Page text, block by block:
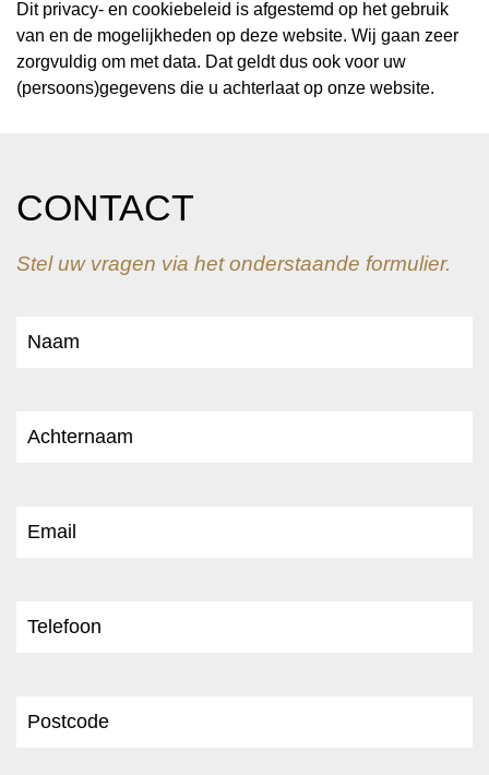
Dit privacy- en cookiebeleid is afgestemd op het gebruik
van en de mogelijkheden op deze website. Wij gaan zeer
zorgvuldig om met data. Dat geldt dus ook voor uw
(persoons)gegevens die u achterlaat op onze website.
CONTACT
Stel uw vragen via het onderstaande formulier.